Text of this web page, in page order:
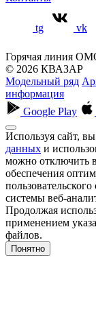
tg vk
Горячая линия
© 2026 КВАЗАР
Модельный ряд
информация
Google Play
Используя сайт,
данных и
можно отключить
обеспечения
системы веб-
Продолжая
применением
файлов.
Понятно